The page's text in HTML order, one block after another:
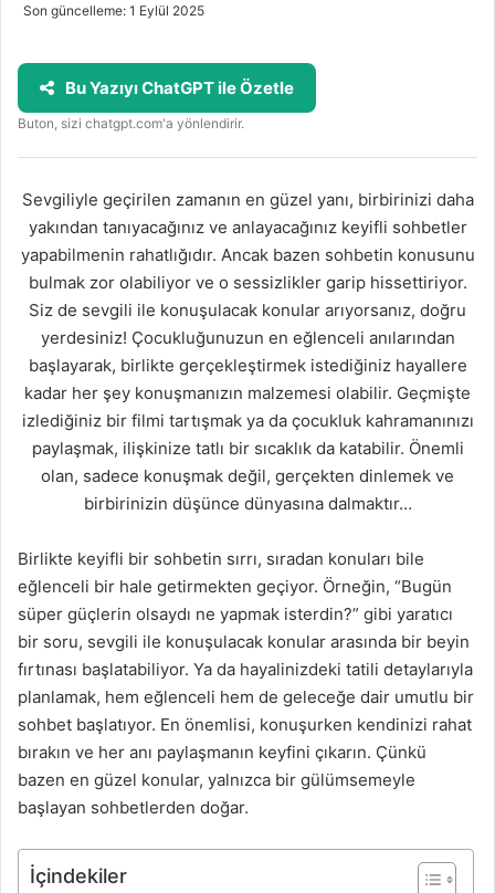
Son güncelleme: 1 Eylül 2025
Bu Yazıyı ChatGPT ile Özetle
Buton, sizi chatgpt.com'a yönlendirir.
Sevgiliyle geçirilen zamanın en güzel yanı, birbirinizi daha
yakından tanıyacağınız ve anlayacağınız keyifli sohbetler
yapabilmenin rahatlığıdır. Ancak bazen sohbetin konusunu
bulmak zor olabiliyor ve o sessizlikler garip hissettiriyor.
Siz de sevgili ile konuşulacak konular arıyorsanız, doğru
yerdesiniz! Çocukluğunuzun en eğlenceli anılarından
başlayarak, birlikte gerçekleştirmek istediğiniz hayallere
kadar her şey konuşmanızın malzemesi olabilir. Geçmişte
izlediğiniz bir filmi tartışmak ya da çocukluk kahramanınızı
paylaşmak, ilişkinize tatlı bir sıcaklık da katabilir. Önemli
olan, sadece konuşmak değil, gerçekten dinlemek ve
birbirinizin düşünce dünyasına dalmaktır…
Birlikte keyifli bir sohbetin sırrı, sıradan konuları bile
eğlenceli bir hale getirmekten geçiyor. Örneğin, “Bugün
süper güçlerin olsaydı ne yapmak isterdin?” gibi yaratıcı
bir soru, sevgili ile konuşulacak konular arasında bir beyin
fırtınası başlatabiliyor. Ya da hayalinizdeki tatili detaylarıyla
planlamak, hem eğlenceli hem de geleceğe dair umutlu bir
sohbet başlatıyor. En önemlisi, konuşurken kendinizi rahat
bırakın ve her anı paylaşmanın keyfini çıkarın. Çünkü
bazen en güzel konular, yalnızca bir gülümsemeyle
başlayan sohbetlerden doğar.
İçindekiler